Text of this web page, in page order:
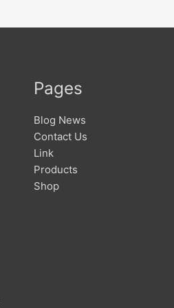
Pages
Blog News
Contact Us
Link
Products
Shop